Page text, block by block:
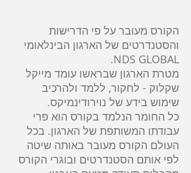
הקורס מעובר על פי הדרישות
והסטנדרטים של הארגון הבינלאומי
NDS GLOBAL.
מטרת הארגון שבראשו עומד מייקל
שקלוק - לחקור, ללמד ולהרכיב
שימוש בידע של נוירודינמיקס.
כל החומר הנלמד בקורס הוא פרי
עבודתו המשותפת של הארגון. בכל
העולם הקורס מעובר באותה שיטה
לפי אותם הסטנדרטים ובוגרי הקורס